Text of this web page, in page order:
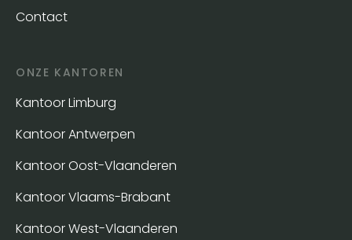
Contact
ONZE KANTOREN
Kantoor Limburg
Kantoor Antwerpen
Kantoor Oost-Vlaanderen
Kantoor Vlaams-Brabant
Kantoor West-Vlaanderen